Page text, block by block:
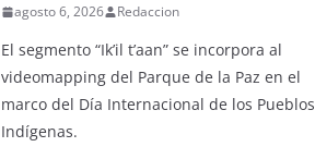
agosto 6, 2026 Redaccion
El segmento “Ik’il t’aan” se incorpora al
videomapping del Parque de la Paz en el
marco del Día Internacional de los Pueblos
Indígenas.